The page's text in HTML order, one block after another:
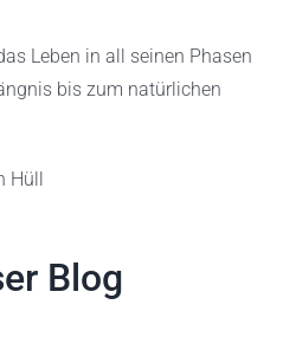
Leben in all seinen Phasen
bis zum natürlichen
Hüll
Blog